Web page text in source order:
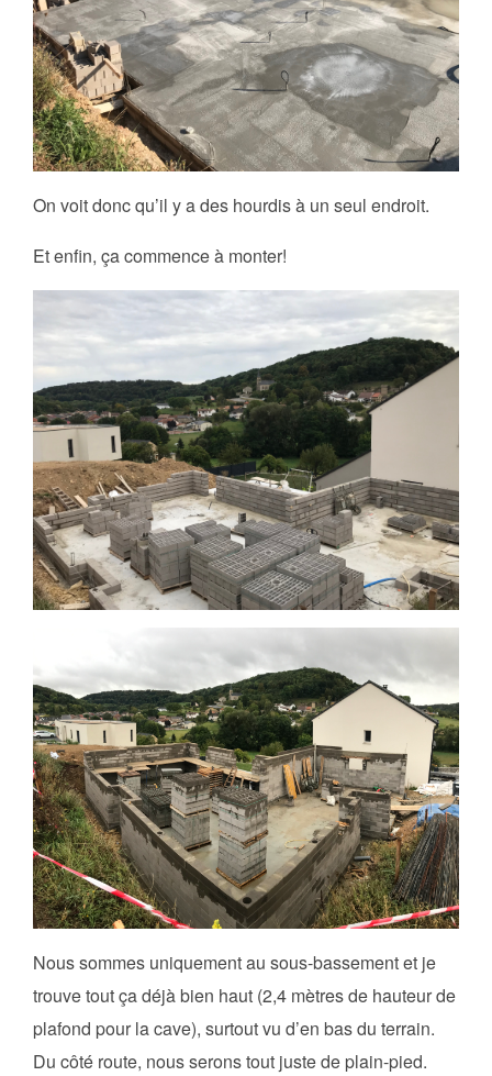
On voit donc qu’il y a des hourdis à un seul endroit.
Et enfin, ça commence à monter!
Nous sommes uniquement au sous-bassement et je
trouve tout ça déjà bien haut (2,4 mètres de hauteur de
plafond pour la cave), surtout vu d’en bas du terrain.
Du côté route, nous serons tout juste de plain-pied.